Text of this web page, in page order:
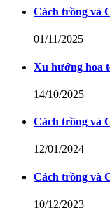
Cách trồng và
01/11/2025
Xu hướng hoa
14/10/2025
Cách trồng và
12/01/2024
Cách trồng và
10/12/2023